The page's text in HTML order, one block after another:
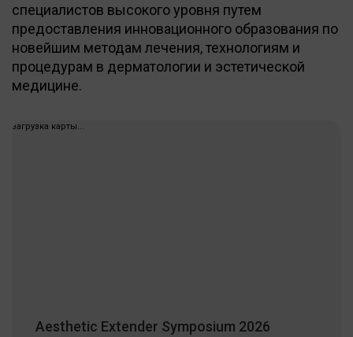
специалистов высокого уровня путем
предоставления инновационного образования по
новейшим методам лечения, технологиям и
процедурам в дерматологии и эстетической
медицине.
загрузка карты...
Aesthetic Extender Symposium 2026